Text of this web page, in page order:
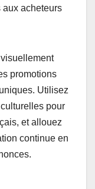
aux acheteurs
promotions
Utilisez
pour
et allouez
continue en